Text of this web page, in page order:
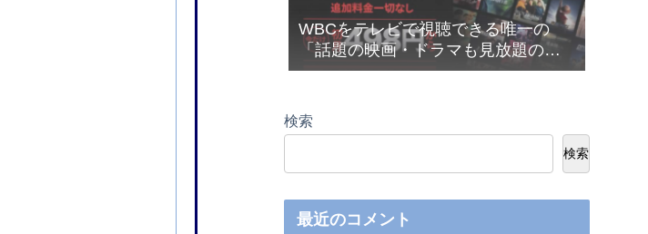
WBCをテレビで視聴できる唯一の
「話題の映画・ドラマも見放題の
Netflix（ネットフリックス）」が今だ
検索
検索
最近のコメント